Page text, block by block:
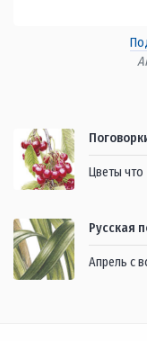
Цветы
Русская
Апрель с